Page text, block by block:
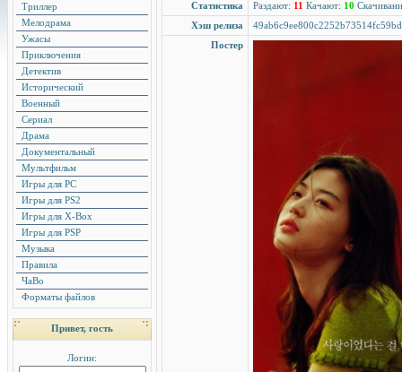
Триллер
Мелодрама
Ужасы
Приключения
Детектив
Исторический
Военный
Сериал
Драма
Документальный
Мультфильм
Игры для PC
Игры для PS2
Игры для X-Box
Игры для PSP
Музыка
Правила
ЧаВо
Форматы файлов
Привет, гость
Логин:
Статистика Раздают: 11 Качают: 10
Хэш релиза
Постер